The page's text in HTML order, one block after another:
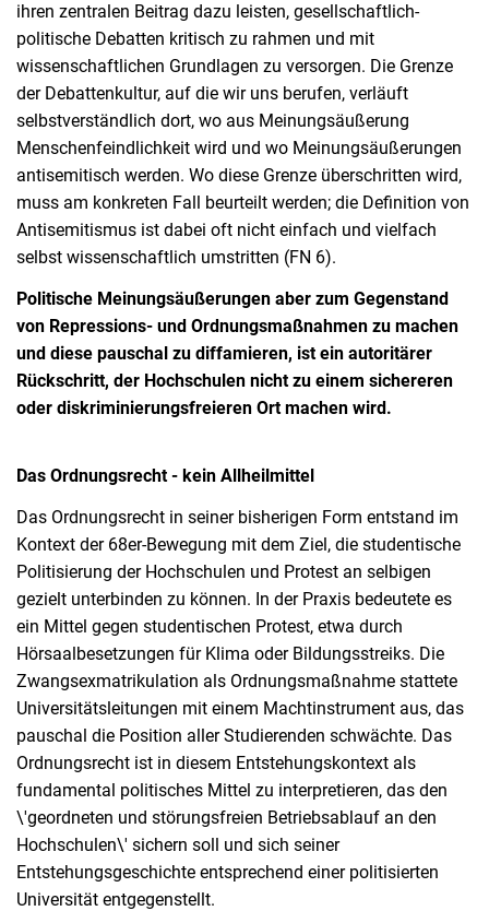
ihren zentralen Beitrag dazu leisten, gesellschaftlich-
politische Debatten kritisch zu rahmen und mit
wissenschaftlichen Grundlagen zu versorgen. Die Grenze
der Debattenkultur, auf die wir uns berufen, verläuft
selbstverständlich dort, wo aus Meinungsäußerung
Menschenfeindlichkeit wird und wo Meinungsäußerungen
antisemitisch werden. Wo diese Grenze überschritten wird,
muss am konkreten Fall beurteilt werden; die Definition von
Antisemitismus ist dabei oft nicht einfach und vielfach
selbst wissenschaftlich umstritten (FN 6).
Politische Meinungsäußerungen aber zum Gegenstand
von Repressions- und Ordnungsmaßnahmen zu machen
und diese pauschal zu diffamieren, ist ein autoritärer
Rückschritt, der Hochschulen nicht zu einem sichereren
oder diskriminierungsfreieren Ort machen wird.
Das Ordnungsrecht - kein Allheilmittel
Das Ordnungsrecht in seiner bisherigen Form entstand im
Kontext der 68er-Bewegung mit dem Ziel, die studentische
Politisierung der Hochschulen und Protest an selbigen
gezielt unterbinden zu können. In der Praxis bedeutete es
ein Mittel gegen studentischen Protest, etwa durch
Hörsaalbesetzungen für Klima oder Bildungsstreiks. Die
Zwangsexmatrikulation als Ordnungsmaßnahme stattete
Universitätsleitungen mit einem Machtinstrument aus, das
pauschal die Position aller Studierenden schwächte. Das
Ordnungsrecht ist in diesem Entstehungskontext als
fundamental politisches Mittel zu interpretieren, das den
\'geordneten und störungsfreien Betriebsablauf an den
Hochschulen\' sichern soll und sich seiner
Entstehungsgeschichte entsprechend einer politisierten
Universität entgegenstellt.